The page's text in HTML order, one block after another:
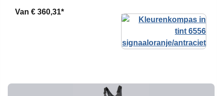
Van € 360,31*